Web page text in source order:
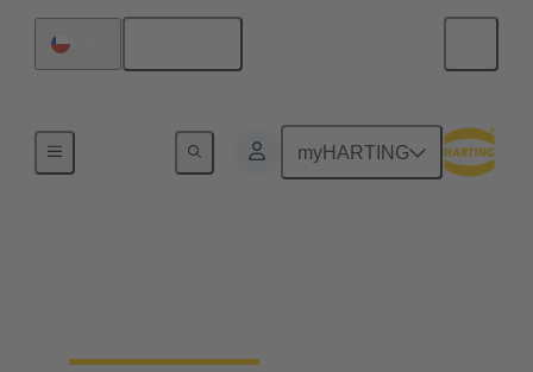
myHARTING
Nuestra responsabilidad